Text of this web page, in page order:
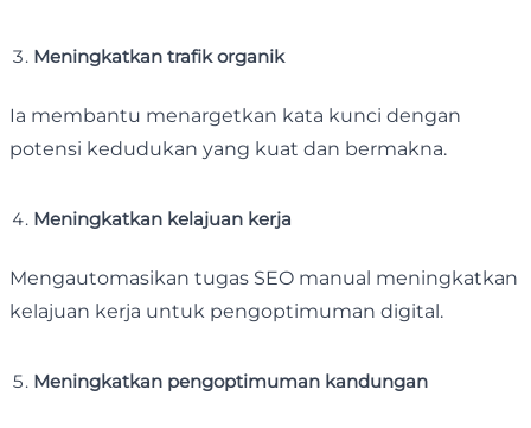
Meningkatkan trafik organik
Ia membantu menargetkan kata kunci dengan
potensi kedudukan yang kuat dan bermakna.
Meningkatkan kelajuan kerja
Mengautomasikan tugas SEO manual meningkatkan
kelajuan kerja untuk pengoptimuman digital.
Meningkatkan pengoptimuman kandungan